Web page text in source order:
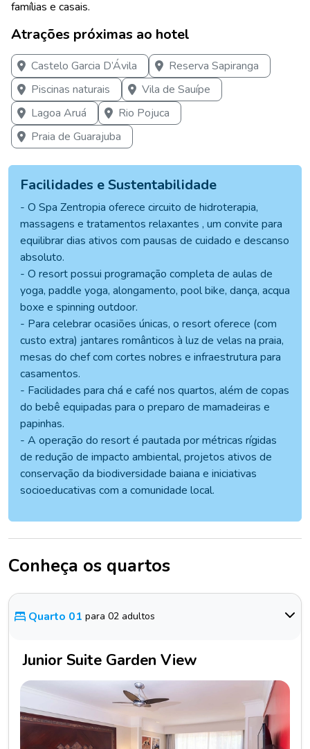
famílias e casais.
Atrações próximas ao hotel
Castelo Garcia D’Ávila
Reserva Sapiranga
Piscinas naturais
Vila de Sauípe
Lagoa Aruá
Rio Pojuca
Praia de Guarajuba
Facilidades e Sustentabilidade
- O Spa Zentropia oferece circuito de hidroterapia,
massagens e tratamentos relaxantes , um convite para
equilibrar dias ativos com pausas de cuidado e descanso
absoluto.
- O resort possui programação completa de aulas de
yoga, paddle yoga, alongamento, pool bike, dança, acqua
boxe e spinning outdoor.
- Para celebrar ocasiões únicas, o resort oferece (com
custo extra) jantares românticos à luz de velas na praia,
mesas do chef com cortes nobres e infraestrutura para
casamentos.
- Facilidades para chá e café nos quartos, além de copas
do bebê equipadas para o preparo de mamadeiras e
papinhas.
- A operação do resort é pautada por métricas rígidas
de redução de impacto ambiental, projetos ativos de
conservação da biodiversidade baiana e iniciativas
socioeducativas com a comunidade local.
Conheça os quartos
Quarto 01 para 02 adultos
Junior Suite Garden View